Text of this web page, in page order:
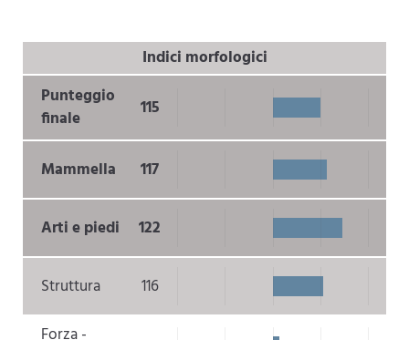
Indici morfologici
Punteggio
finale
115
Mammella 117
Arti e piedi 122
Struttura
116
Forza -